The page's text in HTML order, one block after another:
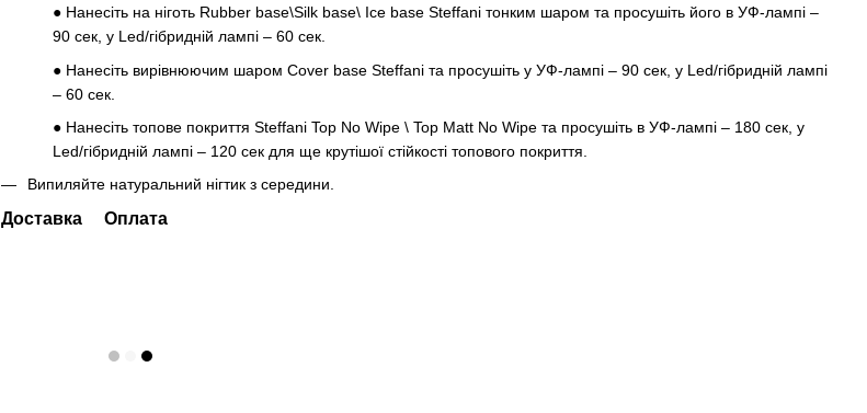
● Нанесіть на ніготь Rubber base\Silk base\ Ice base Steffani тонким шаром та просушіть його в УФ-лампі –
90 сек, у Led/гібридній лампі – 60 сек.
● Нанесіть вирівнюючим шаром Cover base Steffani та просушіть у УФ-лампі – 90 сек, у Led/гібридній лампі
– 60 сек.
● Нанесіть топове покриття Steffani Top No Wipe \ Top Matt No Wipe та просушіть в УФ-лампі – 180 сек, у
Led/гібридній лампі – 120 сек для ще крутішої стійкості топового покриття.
Випиляйте натуральний нігтик з середини.
Доставка Оплата